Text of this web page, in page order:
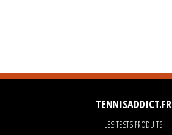
TENNISADDICT.FR
LES TESTS PRODUITS